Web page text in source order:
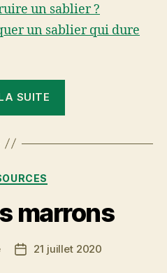
un sablier ?
un sablier qui dure
SUITE
Catégories
marrons
Date21 juillet 2020